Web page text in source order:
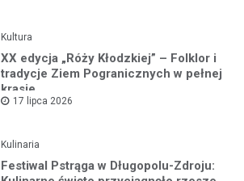
Kultura
XX edycja „Róży Kłodzkiej” – Folklor i
tradycje Ziem Pogranicznych w pełnej
krasie
17 lipca 2026
Kulinaria
Festiwal Pstrąga w Długopolu-Zdroju: